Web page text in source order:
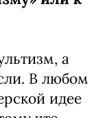
а
В любом
идее